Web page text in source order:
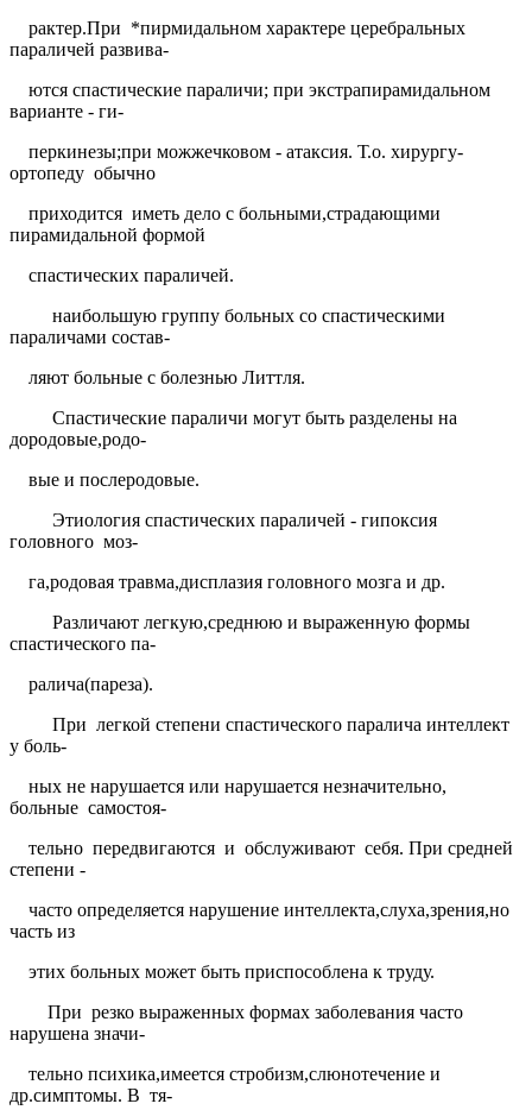
рактер.При *пирмидальном характере церебральных
параличей развива-
ются спастические параличи; при экстрапирамидальном
варианте - ги-
перкинезы;при можжечковом - атаксия. Т.о. хирургу-
ортопеду обычно
приходится иметь дело с больными,страдающими
пирамидальной формой
спастических параличей.
наибольшую группу больных со спастическими
параличами состав-
ляют больные с болезнью Литтля.
Спастические параличи могут быть разделены на
дородовые,родо-
вые и послеродовые.
Этиология спастических параличей - гипоксия
головного моз-
га,родовая травма,дисплазия головного мозга и др.
Различают легкую,среднюю и выраженную формы
спастического па-
ралича(пареза).
При легкой степени спастического паралича интеллект
у боль-
ных не нарушается или нарушается незначительно,
больные самостоя-
тельно передвигаются и обслуживают себя. При средней
степени -
часто определяется нарушение интеллекта,слуха,зрения,но
часть из
этих больных может быть приспособлена к труду.
При резко выраженных формах заболевания часто
нарушена значи-
тельно психика,имеется стробизм,слюнотечение и
др.симптомы. В тя-